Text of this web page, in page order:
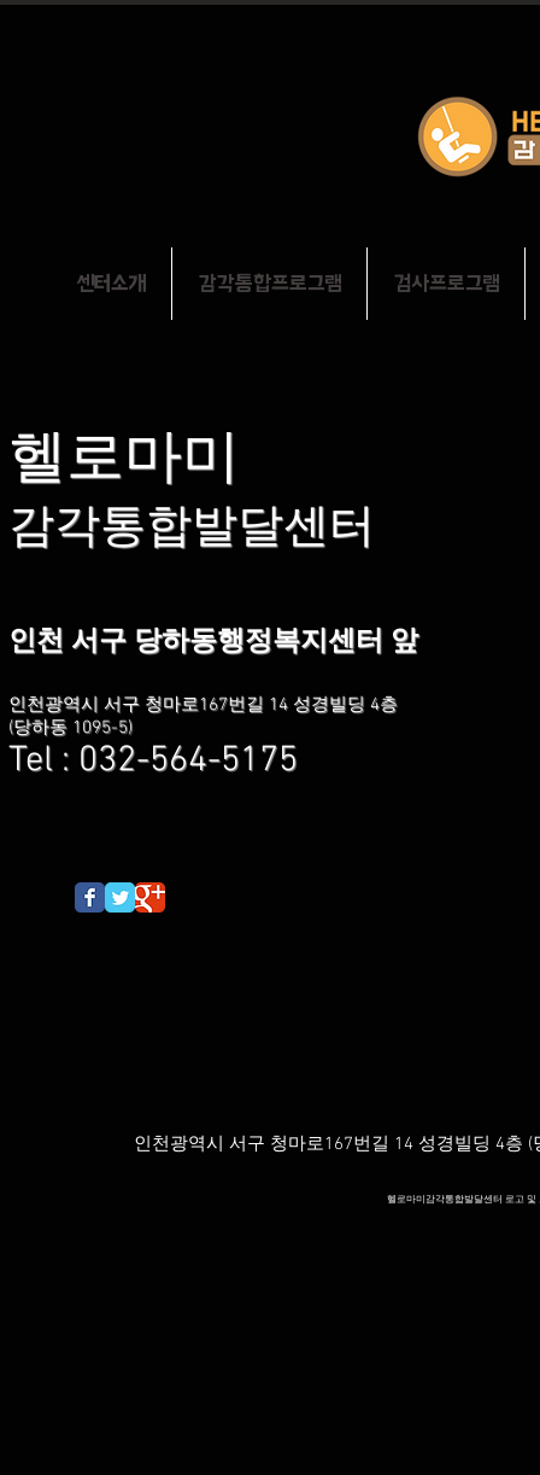
센터소개 감각통합프로그램 검사프로그램
헬로마미
감각통합발달센터
인천 서구 당하동행정복지센터 앞
인천광역시 서구 청마로167번길 14 성경빌딩 4층
(당하동 1095-5)
Tel : 032-564-5175
인천광역시 서구 청마로167번길 14 성경빌딩 4층
헬로마미감각통합발달센터 로고